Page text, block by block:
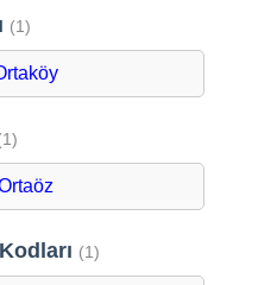
(1)
(1)